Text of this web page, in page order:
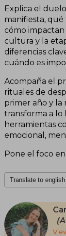
Explica el
manifiesta,
cómo impactan
cultura y la
diferencias
cuándo es
Acompaña el
rituales de
primer año y la
transforma a lo
herramientas
emocional,
Pone el foco en
Translate to english